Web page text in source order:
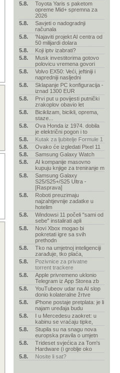
5.8.
Toyota Yaris s paketom
opreme Mid+ spremna za
2026
5.8.
Savjeti o nadogradnji
računala
5.8.
'Najaviti projekt AI centra od
50 milijardi dolara
5.8.
Koji iptv izabrati?
5.8.
Musk investitorima gotovo
polovicu vremena govori
5.8.
Volvo EX50: Veći, jeftiniji i
napredniji nasljedni
5.8.
Sklapanje PC konfiguracija -
iznad 1300 EUR
5.8.
Prvi put u povijesti putnički
zrakoplov obavio let
5.8.
Biciklizam, bicikli, oprema,
staze...
5.8.
Ova Honda iz 1974. dobila
je električni pogon i to
5.8.
Kutak za ljubitelje Formule 1
5.8.
Ovako će izgledati Pixel 11
5.8.
Samsung Galaxy Watch
5.8.
AI kompanije masovno
kupuju knjige za treniranje m
5.8.
Samsung Galaxy
S25/S25+/S25 Ultra -
[Rasprava]
5.8.
Roboti preuzimaju
najzahtjevnije zadatke u
hotelim
5.8.
Windowsi 11 počeli "sami od
sebe" instalirati apli
5.8.
Novi Xbox mogao bi
pokretati igre sa svih
prethodn
5.8.
Tko na umjetnoj inteligenciji
zarađuje, tko plaća,
5.8.
Pozivnice za privatne
torrent trackere
5.8.
Apple privremeno uklonio
Telegram iz App Storea zb
5.8.
YouTubeov udar na AI slop
donio kolateralne žrtve
5.8.
iPhone postaje pretplata: je li
najam uređaja budu
5.8.
I u Mercedesu zaokret: u
kabinu se vraćaju tipke,
5.8.
Stupila su na snagu nova
europska pravila o umjetn
5.8.
Trideset svjećica za Tom's
Hardware (i groblje oko
5.8.
Nosite li sat?